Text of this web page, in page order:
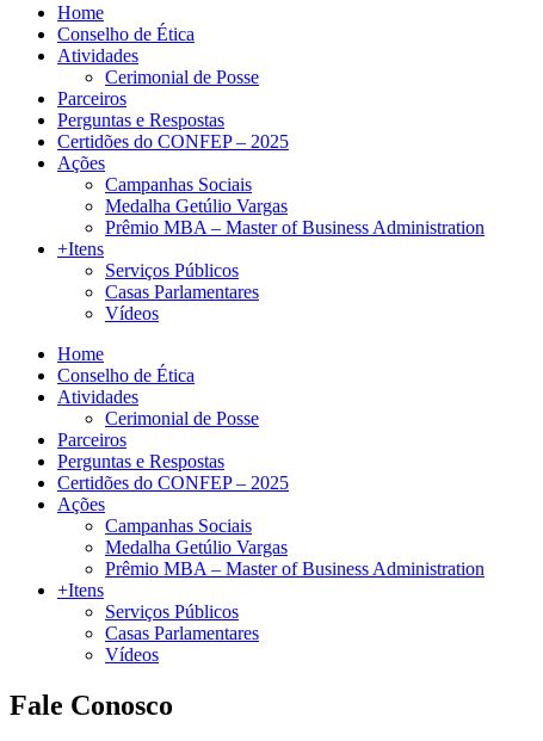
Home
Conselho de Ética
Atividades
Cerimonial de Posse
Parceiros
Perguntas e Respostas
Certidões do CONFEP – 2025
Ações
Campanhas Sociais
Medalha Getúlio Vargas
Prêmio MBA – Master of Business Administration
+Itens
Serviços Públicos
Casas Parlamentares
Vídeos
Home
Conselho de Ética
Atividades
Cerimonial de Posse
Parceiros
Perguntas e Respostas
Certidões do CONFEP – 2025
Ações
Campanhas Sociais
Medalha Getúlio Vargas
Prêmio MBA – Master of Business Administration
+Itens
Serviços Públicos
Casas Parlamentares
Vídeos
Fale Conosco